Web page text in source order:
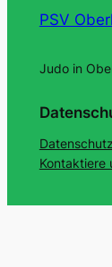
PSV
Judo in
Kontaktiere